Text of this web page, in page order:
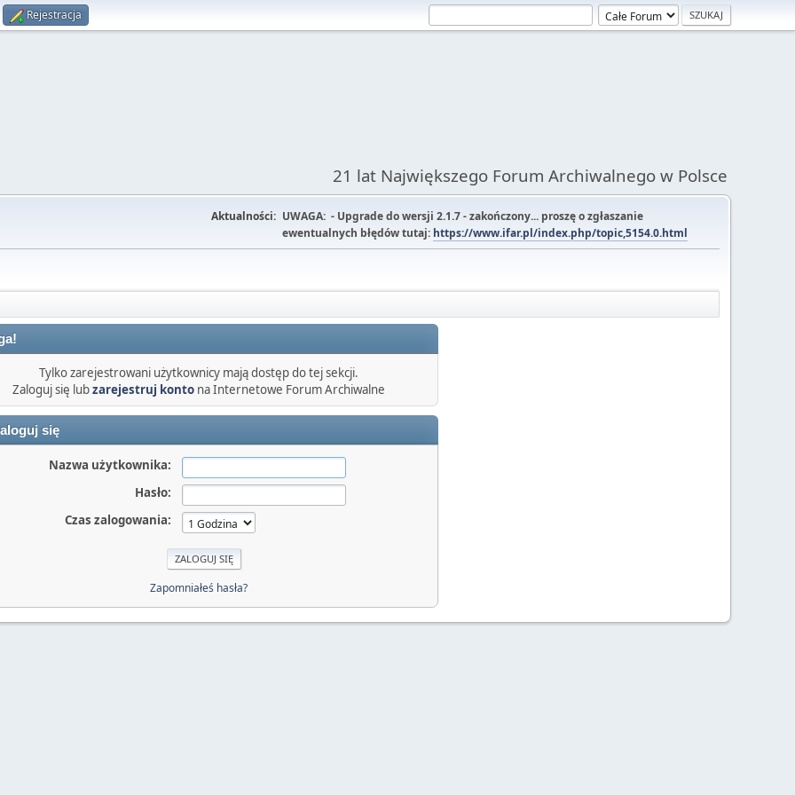
Rejestracja
21 lat Największego Forum Archiwalnego w Polsce
Aktualności: UWAGA: - Upgrade do wersji 2.1.7 - zakończony... proszę o zgłaszanie
ewentualnych błędów tutaj: https://www.ifar.pl/index.php/topic,5154.0.html
Tylko zarejestrowani użytkownicy mają dostęp do tej sekcji.
Zaloguj się lubzarejestruj konto na Internetowe Forum Archiwalne
się
Nazwa użytkownika:
Hasło:
Czas zalogowania:
Zapomniałeś hasła?